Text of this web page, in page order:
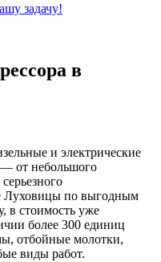
задачу!
в
и электрические
от небольшого
Луховицы по выгодным
в стоимость уже
более 300 единиц
отбойные молотки,
виды работ.